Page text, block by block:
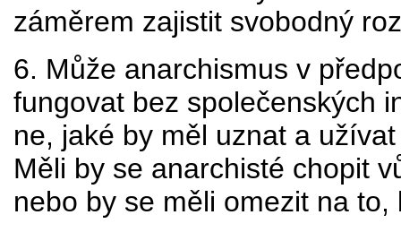
záměrem zajistit svobodný
6. Může anarchismus v
fungovat bez společenských
ne, jaké by měl uznat a
Měli by se anarchisté chopit
nebo by se měli omezit na